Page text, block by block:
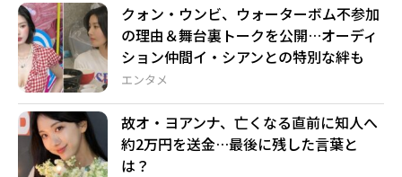
エンタメ
クォン・ウンビ、ウォーターボム不参加
の理由＆舞台裏トークを公開…オーディ
ション仲間イ・シアンとの特別な絆も
故オ・ヨアンナ、亡くなる直前に知人へ
約2万円を送金…最後に残した言葉と
は？